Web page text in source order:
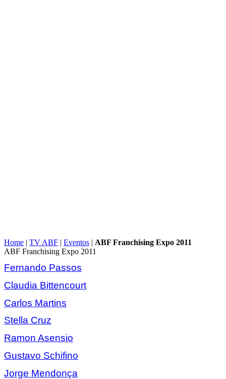
Home | TV ABF | Eventos | ABF Franchising Expo 2011
ABF Franchising Expo 2011
Fernando Passos
Claudia Bittencourt
Carlos Martins
Stella Cruz
Ramon Asensio
Gustavo Schifino
Jorge Mendonça